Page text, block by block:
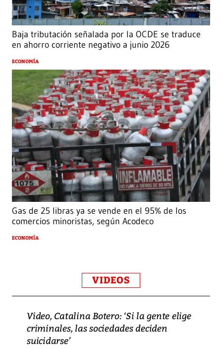
Baja tributación señalada por la OCDE se traduce
en ahorro corriente negativo a junio 2026
ECONOMÍA
Gas de 25 libras ya se vende en el 95% de los
comercios minoristas, según Acodeco
ECONOMÍA
VIDEOS
Video, Catalina Botero: ‘Si la gente elige
criminales, las sociedades deciden
suicidarse’